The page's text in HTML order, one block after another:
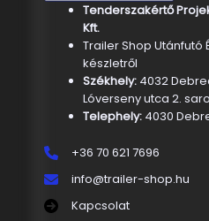
Tenderszakértő
Kft.
Trailer Shop Utánfutó
készletről
Székhely: 4032
Lóverseny utca 2.
Telephely:4030
+36 70 621 7696
info@trailer-shop.hu
Kapcsolat